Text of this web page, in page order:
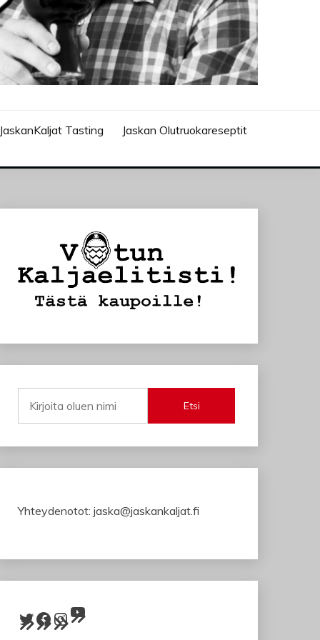
JaskanKaljat Tasting Jaskan Olutruokareseptit
Etsi
Yhteydenotot: jaska@jaskankaljat.fi
Twitter Facebook InstagramYouTube